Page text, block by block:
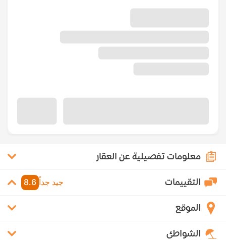
معلومات تفصيلية عن العقار
التقييمات جيد جداً 8.6
الموقع
الشواطئ